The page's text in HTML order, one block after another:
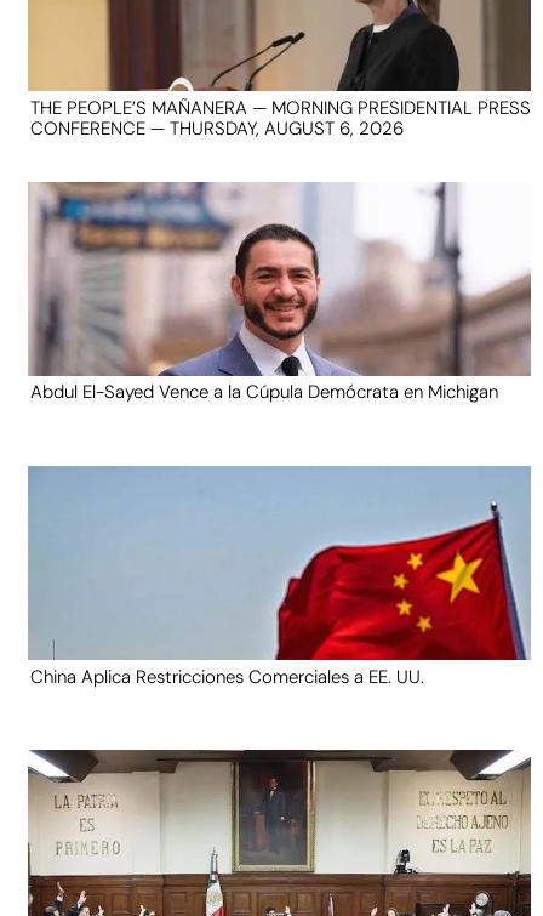
THE PEOPLE’S MAÑANERA — MORNING PRESIDENTIAL PRESS
CONFERENCE — THURSDAY, AUGUST 6, 2026
Abdul El-Sayed Vence a la Cúpula Demócrata en Michigan
China Aplica Restricciones Comerciales a EE. UU.